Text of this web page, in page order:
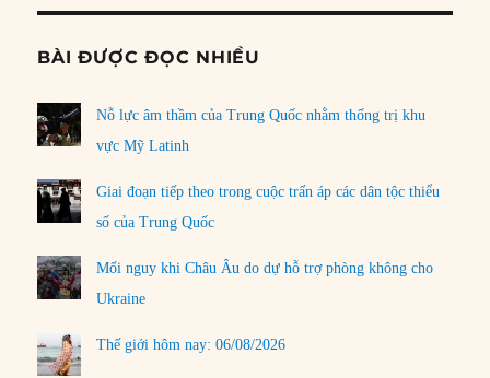
BÀI ĐƯỢC ĐỌC NHIỀU
Nỗ lực âm thầm của Trung Quốc nhằm thống trị khu
vực Mỹ Latinh
Giai đoạn tiếp theo trong cuộc trấn áp các dân tộc thiểu
số của Trung Quốc
Mối nguy khi Châu Âu do dự hỗ trợ phòng không cho
Ukraine
Thế giới hôm nay: 06/08/2026